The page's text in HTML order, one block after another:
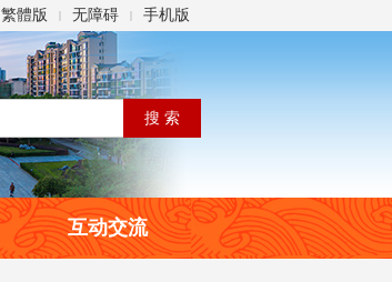
繁體版 | 无障碍 | 手机版
互动交流